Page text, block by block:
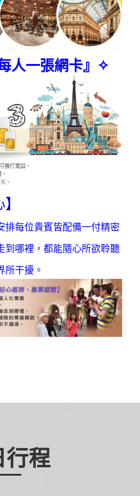
人一張網卡』✧
排每位貴賓皆配備一付精密
到哪裡，都能隨心所欲聆聽
所干擾。
行程